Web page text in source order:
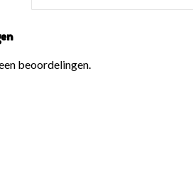
beoordelingen.